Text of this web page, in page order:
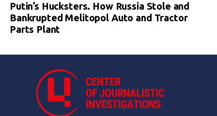
Putin’s Hucksters. How Russia Stole and
Bankrupted Melitopol Auto and Tractor
Parts Plant